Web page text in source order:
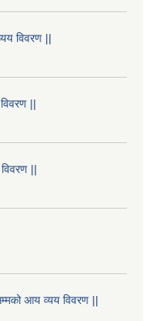
विवरण ||
||
||
आय व्यय विवरण ||